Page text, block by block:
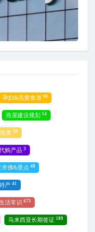
孕妇&燕窝食谱 90
燕屋建设规划 14
发 39
购产品 3
佛&景点 48
产 41
活常识 673
马来西亚长期签证 189